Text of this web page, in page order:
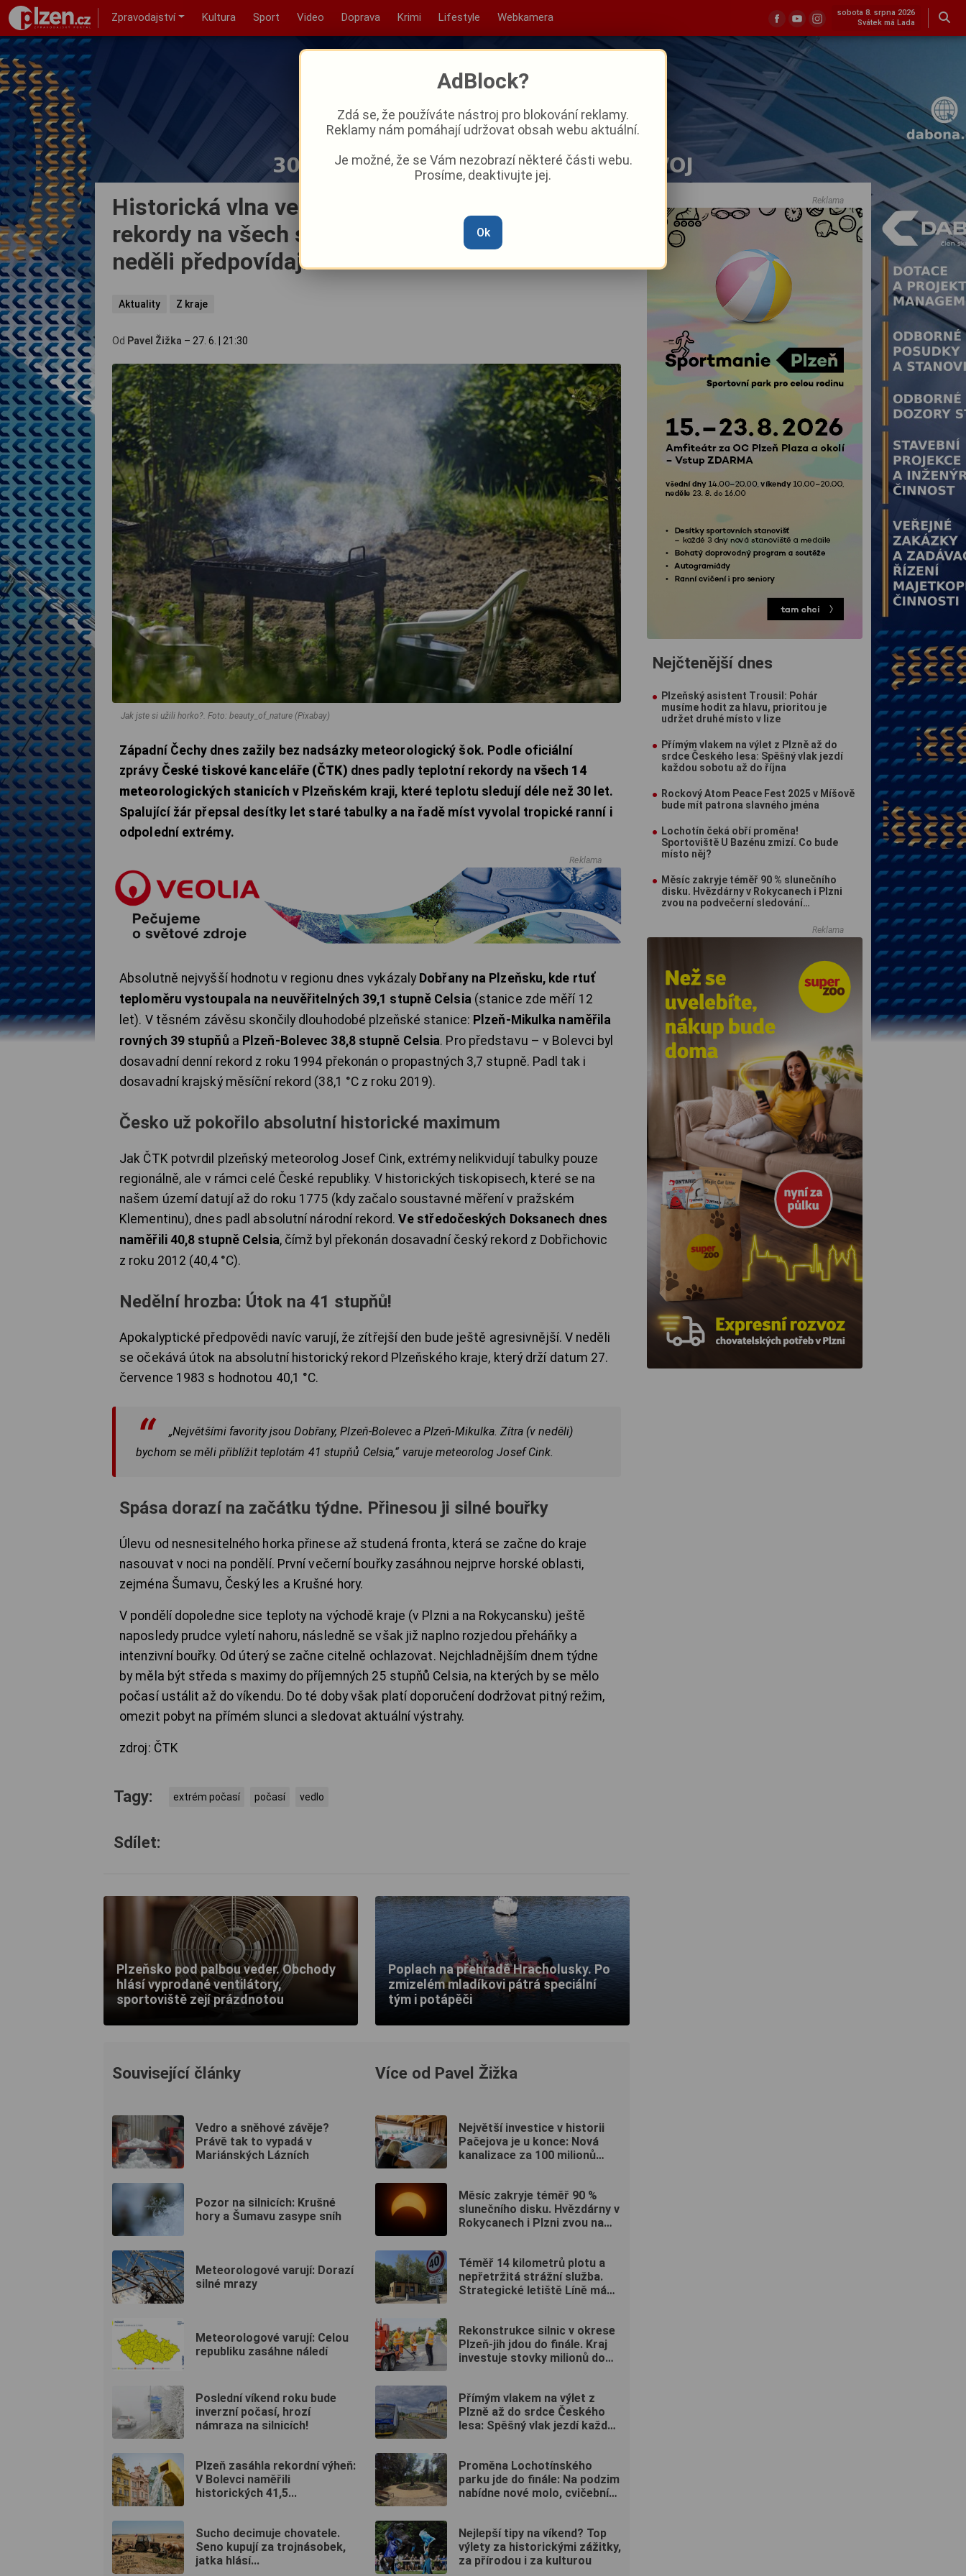
Zpravodajství Kultura Sport Video Doprava Krimi Lifestyle Webkamera
sobota 8. srpna 2026
Svátek má Lada
Historická vlna veder: V Plzeňském kraji padly
rekordy na všech stanicích, meteorologové na
neděli předpovídají extrémních 41 °C
Aktuality Z kraje
Od Pavel Žižka – 27. 6. 21:30
Jak jste si užili horko?. Foto: beauty_of_nature (Pixabay)
Západní Čechy dnes zažily bez nadsázky meteorologický šok. Podle oficiální
zprávy České tiskové kanceláře (ČTK) dnes padly teplotní rekordy na všech 14
meteorologických stanicích v Plzeňském kraji, které teplotu sledují déle než 30 let.
Spalující žár přepsal desítky let staré tabulky a na řadě míst vyvolal tropické ranní i
odpolední extrémy.
Reklama
Absolutně nejvyšší hodnotu v regionu dnes vykázaly Dobřany na Plzeňsku, kde rtuť
teploměru vystoupala na neuvěřitelných 39,1 stupně Celsia (stanice zde měří 12
let). V těsném závěsu skončily dlouhodobé plzeňské stanice: Plzeň-Mikulka naměřila
rovných 39 stupňů a Plzeň-Bolevec 38,8 stupně Celsia. Pro představu – v Bolevci byl
dosavadní denní rekord z roku 1994 překonán o propastných 3,7 stupně. Padl tak i
dosavadní krajský měsíční rekord (38,1 °C z roku 2019).
Česko už pokořilo absolutní historické maximum
Jak ČTK potvrdil plzeňský meteorolog Josef Cink, extrémy nelikvidují tabulky pouze
regionálně, ale v rámci celé České republiky. V historických tiskopisech, které se na
našem území datují až do roku 1775 (kdy začalo soustavné měření v pražském
Klementinu), dnes padl absolutní národní rekord. Ve středočeských Doksanech dnes
naměřili 40,8 stupně Celsia, čímž byl překonán dosavadní český rekord z Dobřichovic
z roku 2012 (40,4 °C).
Nedělní hrozba: Útok na 41 stupňů!
Apokalyptické předpovědi navíc varují, že zítřejší den bude ještě agresivnější. V neděli
se očekává útok na absolutní historický rekord Plzeňského kraje, který drží datum 27.
července 1983 s hodnotou 40,1 °C.
„Největšími favority jsou Dobřany, Plzeň-Bolevec a Plzeň-Mikulka. Zítra (v neděli)
bychom se měli přiblížit teplotám 41 stupňů Celsia,“ varuje meteorolog Josef Cink.
Spása dorazí na začátku týdne. Přinesou ji silné bouřky
Úlevu od nesnesitelného horka přinese až studená fronta, která se začne do kraje
nasouvat v noci na pondělí. První večerní bouřky zasáhnou nejprve horské oblasti,
zejména Šumavu, Český les a Krušné hory.
V pondělí dopoledne sice teploty na východě kraje (v Plzni a na Rokycansku) ještě
naposledy prudce vyletí nahoru, následně se však již naplno rozjedou přeháňky a
intenzivní bouřky. Od úterý se začne citelně ochlazovat. Nejchladnějším dnem týdne
by měla být středa s maximy do příjemných 25 stupňů Celsia, na kterých by se mělo
počasí ustálit až do víkendu. Do té doby však platí doporučení dodržovat pitný režim,
omezit pobyt na přímém slunci a sledovat aktuální výstrahy.
zdroj: ČTK
Tagy: extrém počasí počasí vedlo
Sdílet:
Plzeňsko pod palbou veder. Obchody
hlásí vyprodané ventilátory,
sportoviště zejí prázdnotou
Poplach na přehradě Hracholusky. Po
zmizelém mladíkovi pátrá speciální
tým i potápěči
Související články
Vedro a sněhové závěje?
Právě tak to vypadá v
Mariánských Lázních
Pozor na silnicích: Krušné
hory a Šumavu zasype sníh
Meteorologové varují: Dorazí
silné mrazy
Meteorologové varují: Celou
republiku zasáhne náledí
Poslední víkend roku bude
inverzní počasí, hrozí
námraza na silnicích!
Plzeň zasáhla rekordní výheň:
V Bolevci naměřili
historických 41,5...
Sucho decimuje chovatele.
Seno kupují za trojnásobek,
jatka hlásí...
Více od Pavel Žižka
Největší investice v historii
Pačejova je u konce: Nová
kanalizace za 100 milionů
Měsíc zakryje téměř 90 %
slunečního disku. Hvězdárny v
Rokycanech i Plzni zvou na
Téměř 14 kilometrů plotu a
nepřetržitá strážní služba.
Strategické letiště Líně má
Rekonstrukce silnic v okrese
Plzeň-jih jdou do finále. Kraj
investuje stovky milionů do
Přímým vlakem na výlet z
Plzně až do srdce Českého
lesa: Spěšný vlak jezdí každou
Proměna Lochotínského
parku jde do finále: Na podzim
nabídne nové molo, cvičební
Nejlepší tipy na víkend? Top
výlety za historickými zážitky,
za přírodou i za kulturou
Reklama
Nejčtenější dnes
Plzeňský asistent Trousil: Pohár
musíme hodit za hlavu, prioritou je
udržet druhé místo v lize
Přímým vlakem na výlet z Plzně až do
srdce Českého lesa: Spěšný vlak jezdí
každou sobotu až do října
Rockový Atom Peace Fest 2025 v Míšově
bude mít patrona slavného jména
Lochotín čeká obří proměna!
Sportoviště U Bazénu zmizí. Co bude
místo něj?
Měsíc zakryje téměř 90 % slunečního
disku. Hvězdárny v Rokycanech i Plzni
zvou na podvečerní sledování
Reklama
AdBlock?
Zdá se, že používáte nástroj pro blokování reklamy.
Reklamy nám pomáhají udržovat obsah webu aktuální.
Je možné, že se Vám nezobrazí některé části webu.
Prosíme, deaktivujte jej.
Ok